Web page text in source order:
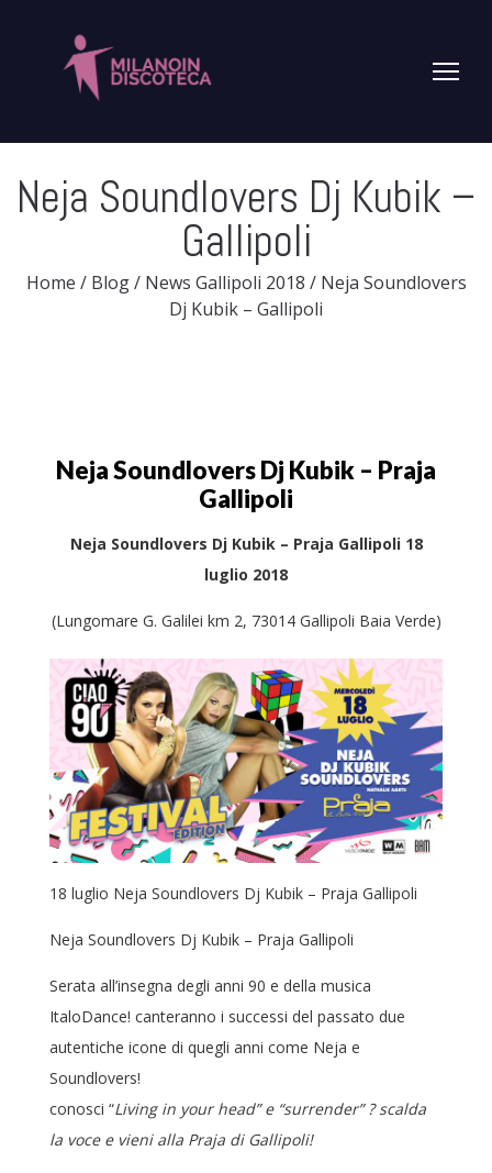
Neja Soundlovers Dj Kubik –
Gallipoli
Home / Blog / News Gallipoli 2018 /Neja Soundlovers
Dj Kubik – Gallipoli
Neja Soundlovers Dj Kubik – Praja
Gallipoli
Neja Soundlovers Dj Kubik – Praja Gallipoli 18
luglio 2018
(Lungomare G. Galilei km 2, 73014 Gallipoli Baia Verde)
18 luglio Neja Soundlovers Dj Kubik – Praja Gallipoli
Neja Soundlovers Dj Kubik – Praja Gallipoli
Serata all’insegna degli anni 90 e della musica
ItaloDance! canteranno i successi del passato due
autentiche icone di quegli anni come Neja e
Soundlovers!
conosci “Living in your head” e “surrender” ? scalda
la voce e vieni alla Praja di Gallipoli!